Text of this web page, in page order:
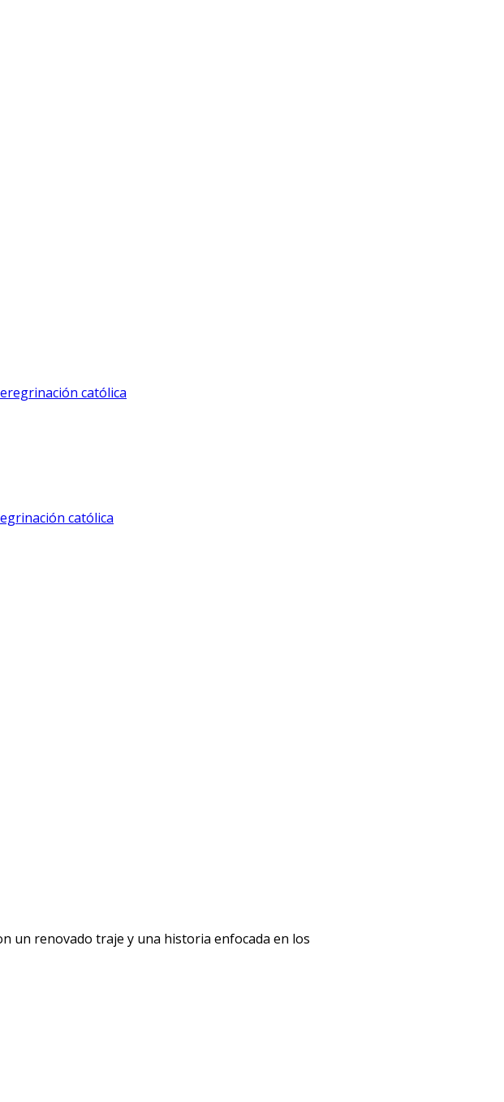
católica
un renovado traje y una historia enfocada en los